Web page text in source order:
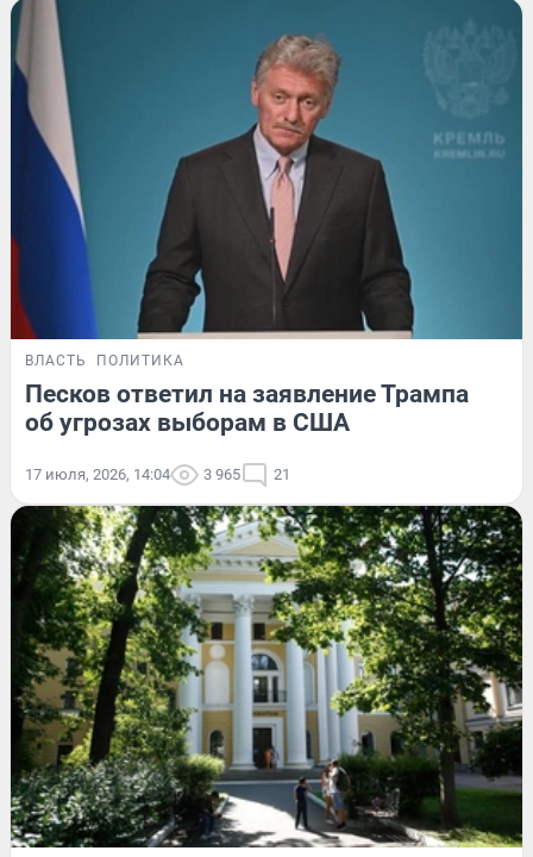
ВЛАСТЬ ПОЛИТИКА
Песков ответил на заявление Трампа
об угрозах выборам в США
17 июля, 2026, 14:04 3 965 21